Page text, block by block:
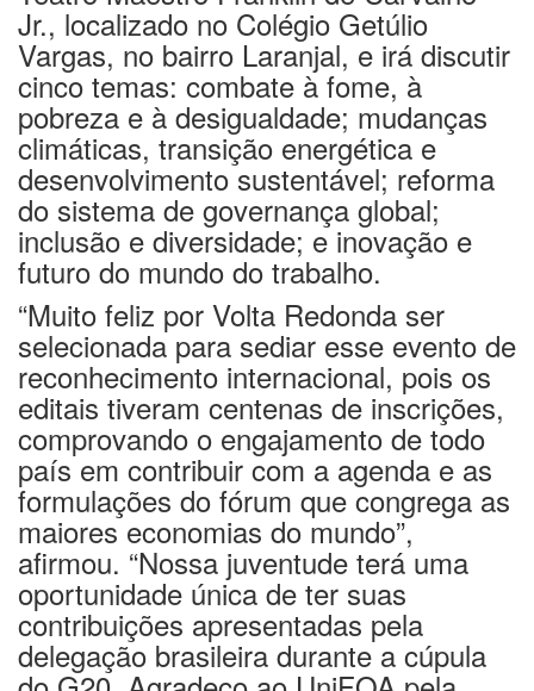
Jr., localizado no Colégio Getúlio
Vargas, no bairro Laranjal, e irá discutir
cinco temas: combate à fome, à
pobreza e à desigualdade; mudanças
climáticas, transição energética e
desenvolvimento sustentável; reforma
do sistema de governança global;
inclusão e diversidade; e inovação e
futuro do mundo do trabalho.
“Muito feliz por Volta Redonda ser
selecionada para sediar esse evento de
reconhecimento internacional, pois os
editais tiveram centenas de inscrições,
comprovando o engajamento de todo
país em contribuir com a agenda e as
formulações do fórum que congrega as
maiores economias do mundo”,
afirmou. “Nossa juventude terá uma
oportunidade única de ter suas
contribuições apresentadas pela
delegação brasileira durante a cúpula